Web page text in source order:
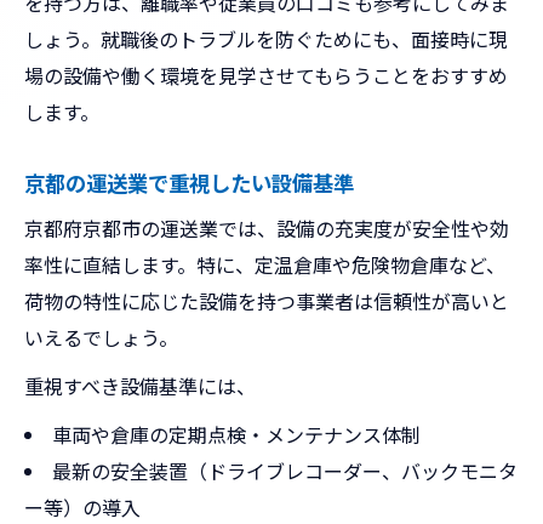
しょう。就職後のトラブルを防ぐためにも、面接時に現
場の設備や働く環境を見学させてもらうことをおすすめ
します。
京都の運送業で重視したい設備基準
京都府京都市の運送業では、設備の充実度が安全性や効
率性に直結します。特に、定温倉庫や危険物倉庫など、
荷物の特性に応じた設備を持つ事業者は信頼性が高いと
いえるでしょう。
重視すべき設備基準には、
車両や倉庫の定期点検・メンテナンス体制
最新の安全装置（ドライブレコーダー、バックモニタ
ー等）の導入